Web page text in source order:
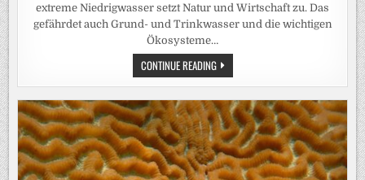
extreme Niedrigwasser setzt Natur und Wirtschaft zu. Das
gefährdet auch Grund- und Trinkwasser und die wichtigen
Ökosysteme…
CONTINUE READINGEUROPAS
FLÜSSE
AUF
TROCKENEN:
DAS
SIND
DIE
FOLGEN